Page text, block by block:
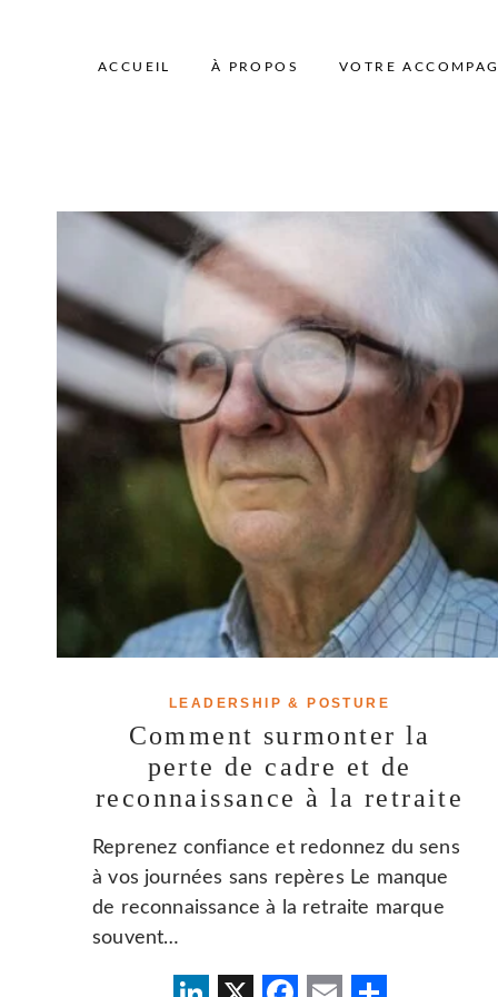
ACCUEIL À PROPOS VOTRE
LEADERSHIP & POSTURE
Comment surmonter la
perte de cadre et de
reconnaissance à la retraite
Reprenez confiance et redonnez du sens
à vos journées sans repères Le manque
de reconnaissance à la retraite marque
souvent…